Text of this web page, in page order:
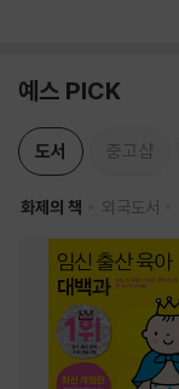
예스 PICK
도서 중고샵
화제의 책 외국도서